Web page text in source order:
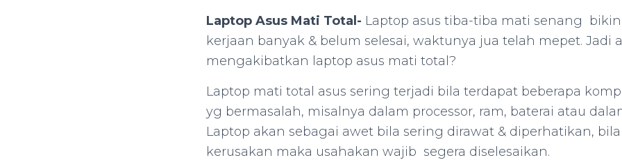
Laptop Asus Mati Total- Laptop asus tiba-tiba mati senang
kerjaan banyak & belum selesai, waktunya jua telah mepet. Jadi
mengakibatkan laptop asus mati total?
Laptop mati total asus sering terjadi bila terdapat beberapa
yg bermasalah, misalnya dalam processor, ram, baterai atau
Laptop akan sebagai awet bila sering dirawat & diperhatikan,
kerusakan maka usahakan wajib segera diselesaikan.